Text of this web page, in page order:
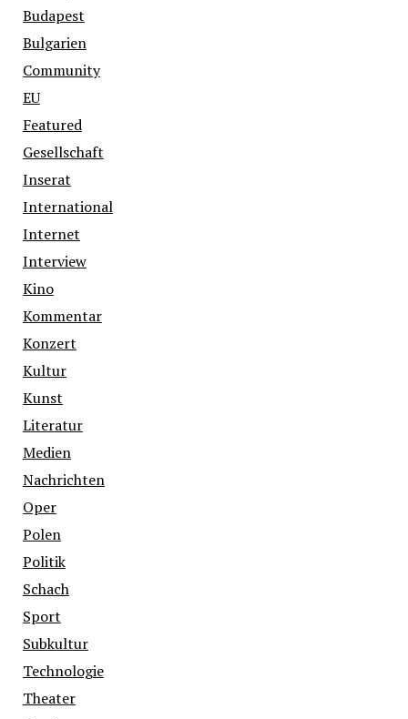
Budapest
Bulgarien
Community
EU
Featured
Gesellschaft
Inserat
International
Internet
Interview
Kino
Kommentar
Konzert
Kultur
Kunst
Literatur
Medien
Nachrichten
Oper
Polen
Politik
Schach
Sport
Subkultur
Technologie
Theater